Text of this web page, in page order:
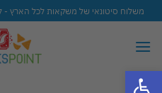
פתח סרגל נגישות
Skip
to
content
משלוח סיטונאי של משקאות לכל הארץ - לפרטים